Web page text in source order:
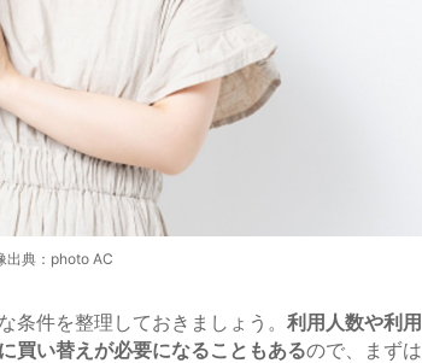
出典：photo AC
件を整理しておきましょう。 利用人数や利用
買い替えが必要になることもあるので、まずは